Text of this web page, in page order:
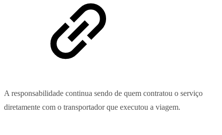
A responsabilidade continua sendo de quem contratou o serviço
diretamente com o transportador que executou a viagem.